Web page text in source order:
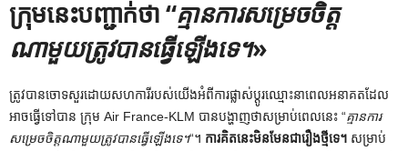
ក្រុមនេះបញ្ជាក់ថា “គ្មានការសម្រេចចិត្ត
ណាមួយត្រូវបានធ្វើឡើងទេ។»
ត្រូវបានចោទសួរដោយសហការីរបស់យើងអំពីការផ្លាស់ប្តូរឈ្មោះនាពេលអនាគតដែល
អាចធ្វើទៅបាន ក្រុម Air France-KLM បានបង្ហាញថាសម្រាប់ពេលនេះ “គ្មានការ
សម្រេចចិត្តណាមួយត្រូវបានធ្វើឡើងទេ។“។ ការគិតនេះមិនមែនជារឿងថ្មីទេ។ សម្រាប់